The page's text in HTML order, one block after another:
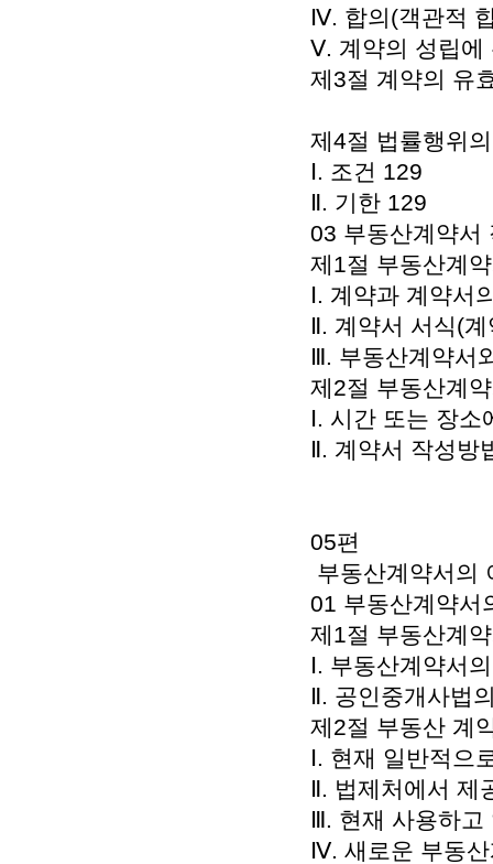
Ⅳ. 합의(객관적
Ⅴ. 계약의 성립에
제3절 계약의 유
제4절 법률행위
Ⅰ. 조건 129
Ⅱ. 기한 129
03 부동산계약서
제1절 부동산계
Ⅰ. 계약과 계약서
Ⅱ. 계약서 서식(
Ⅲ. 부동산계약서
제2절 부동산계
Ⅰ. 시간 또는 장
Ⅱ. 계약서 작성방
05편
부동산계약서의
01 부동산계약서
제1절 부동산계
Ⅰ. 부동산계약서
Ⅱ. 공인중개사법
제2절 부동산 계
Ⅰ. 현재 일반적으
Ⅱ. 법제처에서 제
Ⅲ. 현재 사용하고
Ⅳ. 새로운 부동